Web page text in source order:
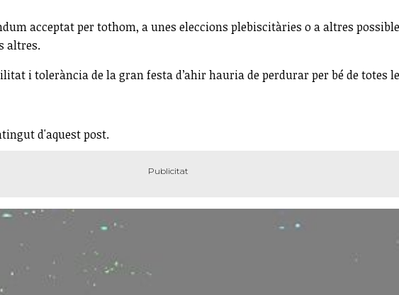
acceptat per tothom, a unes eleccions plebiscitàries o a altres
altres.
i tolerància de la gran festa d’ahir hauria de perdurar per bé de totes
d'aquest post.